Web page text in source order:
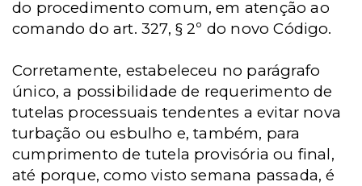
do procedimento comum, em atenção ao
comando do art. 327, § 2º do novo Código.
Corretamente, estabeleceu no parágrafo
único, a possibilidade de requerimento de
tutelas processuais tendentes a evitar nova
turbação ou esbulho e, também, para
cumprimento de tutela provisória ou final,
até porque, como visto semana passada, é